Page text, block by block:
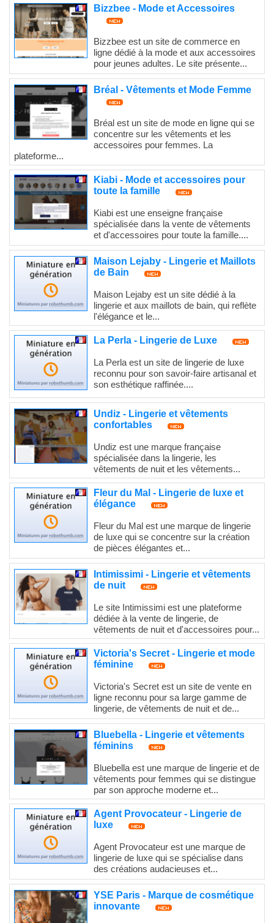
Bizzbee - Mode et Accessoires
Bizzbee est un site de commerce en
ligne dédié à la mode et aux accessoires
pour jeunes adultes. Le site présente...
Bréal - Vêtements et Mode Femme
Bréal est un site de mode en ligne qui se
concentre sur les vêtements et les
accessoires pour femmes. La
plateforme...
Kiabi - Mode et accessoires pour
toute la famille
Kiabi est une enseigne française
spécialisée dans la vente de vêtements
et d'accessoires pour toute la famille....
Maison Lejaby - Lingerie et Maillots
de Bain
Maison Lejaby est un site dédié à la
lingerie et aux maillots de bain, qui reflète
l'élégance et le...
La Perla - Lingerie de Luxe
La Perla est un site de lingerie de luxe
reconnu pour son savoir-faire artisanal et
son esthétique raffinée....
Undiz - Lingerie et vêtements
confortables
Undiz est une marque française
spécialisée dans la lingerie, les
vêtements de nuit et les vêtements...
Fleur du Mal - Lingerie de luxe et
élégance
Fleur du Mal est une marque de lingerie
de luxe qui se concentre sur la création
de pièces élégantes et...
Intimissimi - Lingerie et vêtements
de nuit
Le site Intimissimi est une plateforme
dédiée à la vente de lingerie, de
vêtements de nuit et d'accessoires pour...
Victoria's Secret - Lingerie et mode
féminine
Victoria's Secret est un site de vente en
ligne reconnu pour sa large gamme de
lingerie, de vêtements de nuit et de...
Bluebella - Lingerie et vêtements
féminins
Bluebella est une marque de lingerie et de
vêtements pour femmes qui se distingue
par son approche moderne et...
Agent Provocateur - Lingerie de
luxe
Agent Provocateur est une marque de
lingerie de luxe qui se spécialise dans
des créations audacieuses et...
YSE Paris - Marque de cosmétique
innovante